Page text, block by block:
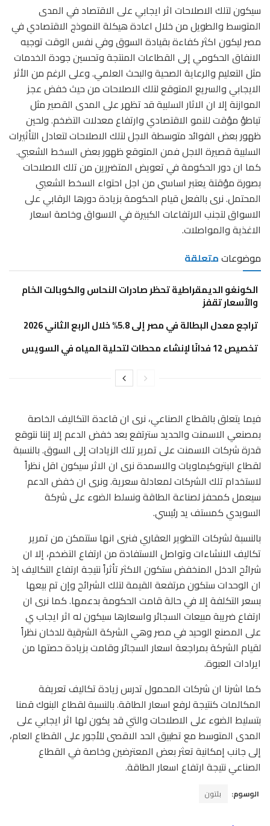
سيكون لتلك الاصلاحات اثر ايجابي على الاقتصاد في المدى
المتوسط والطويل من خلال اعادة هيكلة النموذج الاقتصادي في
مصر ليكون اكثر كفاءة بقيادة السوق وفي نفس الوقت توجيه
الانفاق الحكومي إلى القطاعات المنتجة وتحسين جودة الخدمات
مثل التعليم والرعاية الصحية والبحث العلمي. وعلى الرغم من الأثر
الايجابي والسريع المتوقع لتلك الاصلاحات من حيث خفض عجز
الموازنة إلا ان الاثار السلبية قد تظهر على المدى القصير مثل
تباطؤ مؤقت للنمو الاقتصادي وارتفاع معدلات التضخم. ولحين
ظهور بعض الفوائد متوسطة الاجل لتلك الاصلاحات لتعادل التأثيرات
السلبية قصيرة الاجل فمن المتوقع ظهور بعض السخط الشعبي.
كما ان دور الحكومة في تعويض المتضررين من تلك الاصلاحات
بصورة مؤقتة يعتبر اساسي من اجل احتواء السخط الشعبي
المحتمل. نرى بالفعل قيام الحكومة بزيادة دورها الرقابي على
الاسواق لتجنب الارتفاعات الكبيرة في الاسواق وخاصة اسعار
الاغذية والمواصلات.
موضوعاتمتعلقة
الكونغو الديمقراطية تحظر صادرات النحاس والكوبالت الخام
والأسعار تقفز
تراجع معدل البطالة في مصر إلى 5.8% خلال الربع الثاني 2026
تخصيص 12 فدانًا لإنشاء محطات لتحلية المياه في السويس
فيما يتعلق بالقطاع الصناعي، نرى ان قاعدة التكاليف الخاصة
بمصنعي الاسمنت والحديد سترتفع بعد خفض الدعم إلا إننا نتوقع
قدرة شركات الاسمنت على تمرير تلك الزيادات إلى السوق. بالنسبة
لقطاع البتروكيماويات والاسمدة نرى ان الاثر سيكون اقل نظراً
لاستخدام تلك الشركات لمعادلة سعرية. ونرى ان خفض الدعم
سيعمل كمحفز لصناعة الطاقة ونسلط الضوء على شركة
السويدي كمستف يد رئيسي.
بالنسبة لشركات التطوير العقاري فنرى انها ستتمكن من تمرير
تكاليف الانشاءات وتواصل الاستفادة من ارتفاع التضخم، إلا ان
شرائح الدخل المنخفض ستكون الاكثر تأثراً نتيجة ارتفاع التكاليف إذ
ان الوحدات ستكون مرتفعة القيمة لتلك الشرائح وإن تم بيعها
بسعر التكلفة إلا في حالة قامت الحكومة بدعمها. كما نرى ان
ارتفاع ضريبة مبيعات السجائر واسعارها سيكون له اثر ايجاب ي
على المصنع الوحيد في مصر وهي الشركة الشرقية للدخان نظراً
لقيام الشركة بمراجعة اسعار السجائر وقامت بزيادة حصتها من
ايرادات العبوة.
كما اشرنا ان شركات المحمول تدرس زيادة تكاليف تعريفة
المكالمات كنتيجة لرفع اسعار الطاقة. بالنسبة لقطاع البنوك قمنا
بتسليط الضوء على الاصلاحات والتي قد يكون لها اثر ايجابي على
المدى المتوسط مع تطبيق الحد الاقصى للأجور على القطاع العام،
إلى جانب إمكانية تعثر بعض المعترضين وخاصة في القطاع
الصناعي نتيجة ارتفاع اسعار الطاقة.
الوسوم: بلتون